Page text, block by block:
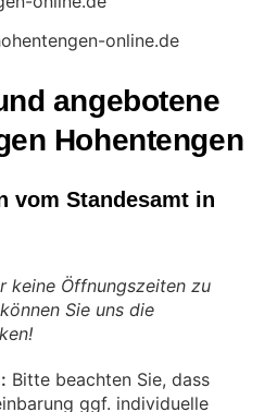
online.de
angebotene
Hohentengen
vom Standesamt in
keine Öffnungszeiten zu
Sie uns die
Bitte beachten Sie, dass
ggf. individuelle